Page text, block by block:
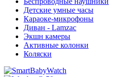
Детские умные часы
Караоке-микрофоны
Диван - Lamzac
Экшн камеры
Активные колонки
Коляски